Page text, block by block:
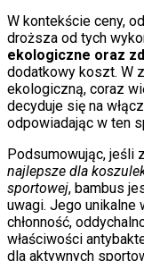
W kontekście ceny,
droższa od tych
ekologiczne oraz
dodatkowy koszt. W
ekologiczną, coraz
decyduje się na
odpowiadając w ten
Podsumowując, jeśli
najlepsze dla
sportowej, bambus
uwagi. Jego unikalne
chłonność,
właściwości
dla aktywnych